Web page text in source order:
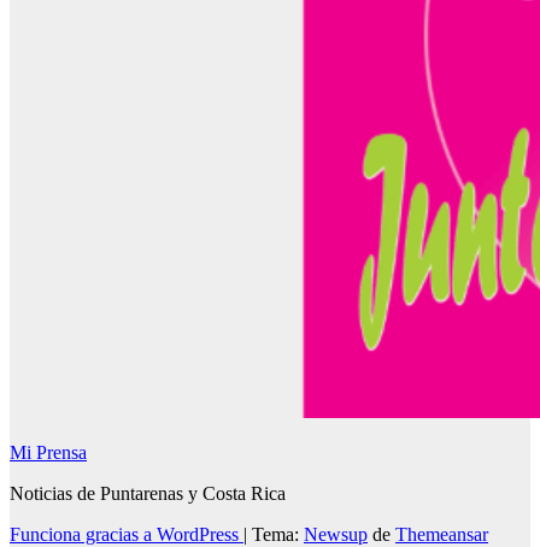
Mi Prensa
Noticias de Puntarenas y Costa Rica
Funciona gracias a WordPress | Tema: Newsup de Themeansar